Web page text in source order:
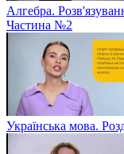
Алгебра.
Частина №2
Українська мова.